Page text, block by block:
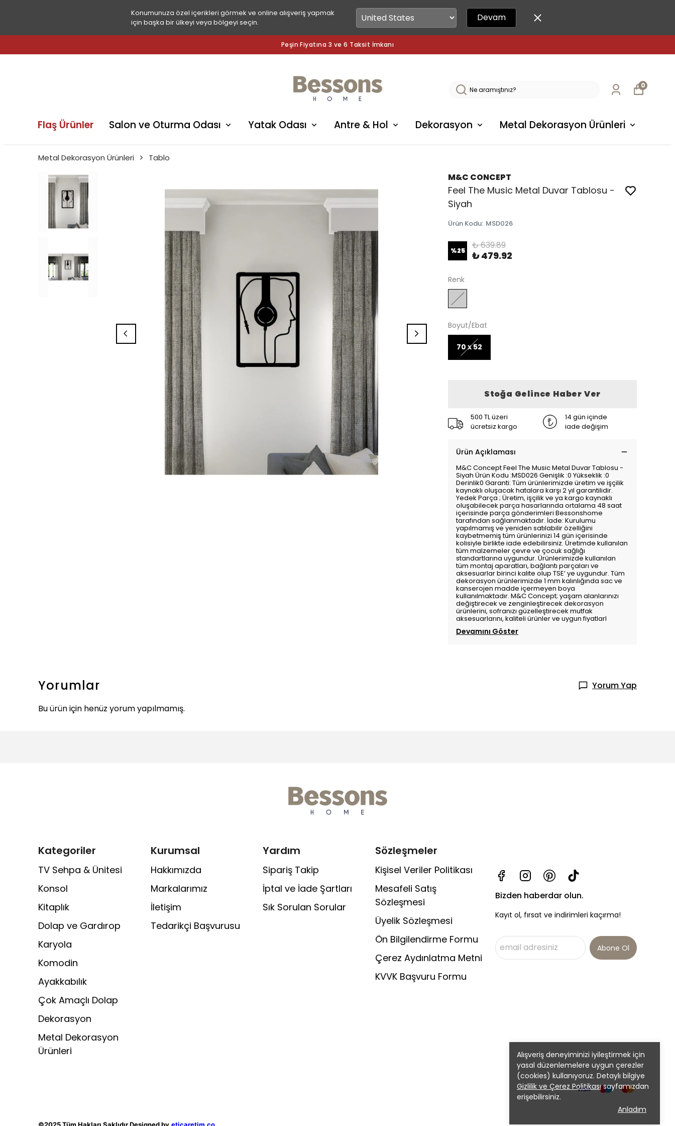
Konumunuza özel içerikleri görmek ve online alışveriş yapmak
için başka bir ülkeyi veya bölgeyi seçin.
Devam
Peşin Fiyatına 3 ve 6 Taksit İmkanı
Flaş Ürünler Salon ve Oturma Odası Yatak Odası Antre & Hol Dekorasyon Metal Dekorasyon Ürünleri
0
Alışveriş deneyiminizi iyileştirmek için
yasal düzenlemelere uygun çerezler
(cookies) kullanıyoruz. Detaylı bilgiye
Gizlilik ve Çerez Politikasısayfamızdan
erişebilirsiniz.
Anladım
Metal Dekorasyon Ürünleri Tablo
M&C CONCEPT
Feel The Music Metal Duvar Tablosu -
Siyah
Ürün Kodu: MSD026
%25 ₺ 639.89
₺ 479.92
Renk
Boyut/Ebat
70 x 52
Stoğa Gelince Haber Ver
500 TL üzeri
ücretsiz kargo
14 gün içinde
iade değişim
Ürün Açıklaması
M&C Concept Feel The Music Metal Duvar Tablosu -
Siyah Ürün Kodu :MSD026 Genişlik :0 Yükseklik :0
Derinlik0 Garanti: Tüm ürünlerimizde üretim ve işçilik
kaynaklı oluşacak hatalara karşı 2 yıl garantilidir.
Yedek Parça ; Üretim, işçilik ve ya kargo kaynaklı
oluşabilecek parça hasarlarında ortalama 48 saat
içerisinde parça gönderimleri Bessonshome
tarafından sağlanmaktadır. İade: Kurulumu
yapılmamış ve yeniden satılabilir özelliğini
kaybetmemiş tüm ürünlerinizi 14 gün içerisinde
kolisiyle birlikte iade edebilirsiniz. Üretimde kullanılan
tüm malzemeler çevre ve çocuk sağlığı
standartlarına uygundur. Ürünlerimizde kullanılan
tüm montaj aparatları, bağlantı parçaları ve
aksesuarlar birinci kalite olup TSE’ ye uygundur. Tüm
dekorasyon ürünlerimizde 1 mm kalınlığında sac ve
kanserojen madde içermeyen boya
kullanılmaktadır. M&C Concept; yaşam alanlarınızı
değiştirecek ve zenginleştirecek dekorasyon
ürünlerini, sofranızı güzelleştirecek mutfak
aksesuarlarını, kaliteli ürünler ve uygun fiyatlarl
Devamını Göster
Yorumlar
Yorum Yap
Bu ürün için henüz yorum yapılmamış.
Kategoriler
TV Sehpa & Ünitesi
Konsol
Kitaplık
Dolap ve Gardırop
Karyola
Komodin
Ayakkabılık
Çok Amaçlı Dolap
Dekorasyon
Metal Dekorasyon
Ürünleri
Kurumsal
Hakkımızda
Markalarımız
İletişim
Tedarikçi Başvurusu
Yardım
Sipariş Takip
İptal ve İade Şartları
Sık Sorulan Sorular
Sözleşmeler
Kişisel Veriler Politikası
Mesafeli Satış
Sözleşmesi
Üyelik Sözleşmesi
Ön Bilgilendirme Formu
Çerez Aydınlatma Metni
KVVK Başvuru Formu
Bizden haberdar olun.
Kayıt ol, fırsat ve indirimleri kaçırma!
Abone Ol